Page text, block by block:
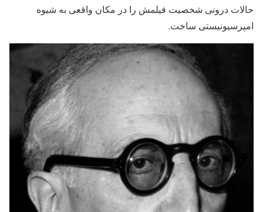
حالات درونی شخصیت فیلمش را در مکان واقعی به شیوه
امپرسیونیستی ساخت.